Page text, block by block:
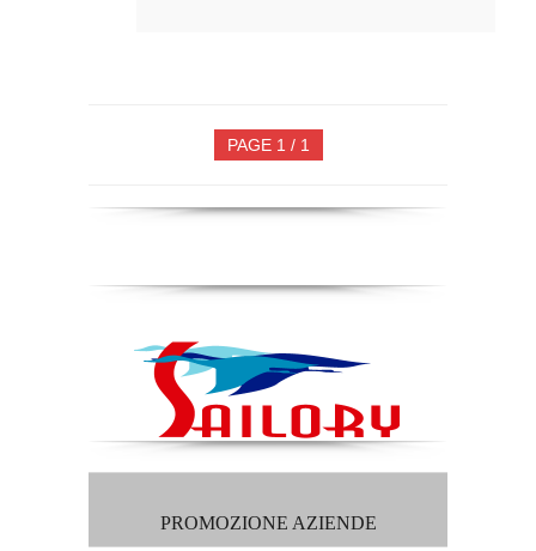
PAGE 1 / 1
PROMOZIONE AZIENDE